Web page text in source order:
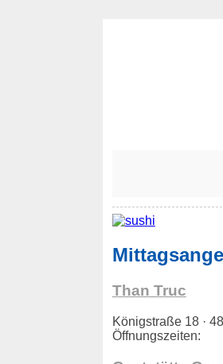
Than Truc
Königstraße 18 ·
Öffnungszeiten: